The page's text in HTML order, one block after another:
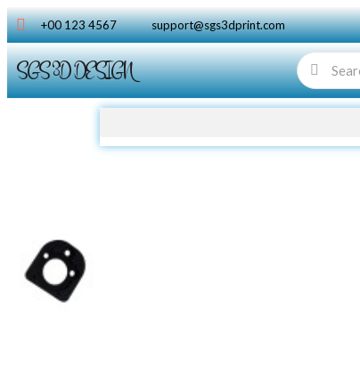
+00 123 4567 support@sgs3dprint.com
SGS 3D DESIGN